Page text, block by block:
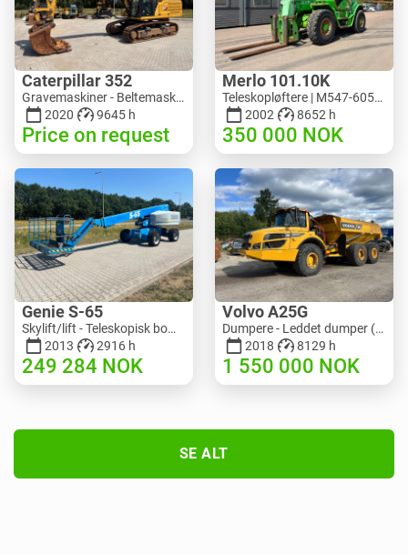
Caterpillar 352
Gravemaskiner - Beltemaskin | M728-6217 | RGTRNL26-10341
2020
9645 h
Price on request
Merlo 101.10K
Teleskopløftere | M547-6053 | RGTR26052
2002
8652 h
350 000 NOK
Genie S-65
Skylift/lift - Teleskopisk bomlift | M586-3845 | RGTRNL26491
2013
2916 h
249 284 NOK
Volvo A25G
Dumpere - Leddet dumper (ADT) | M151-9001 | 2729
2018
8129 h
1 550 000 NOK
SE ALT